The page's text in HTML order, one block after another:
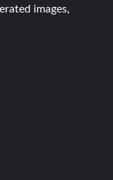
images,